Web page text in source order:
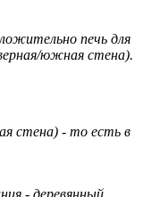
печь для
южная стена).
стена) - то есть в